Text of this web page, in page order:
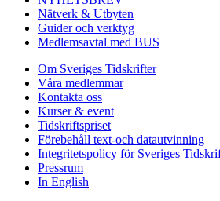
Nätverk & Utbyten
Guider och verktyg
Medlemsavtal med BUS
Om Sveriges Tidskrifter
Våra medlemmar
Kontakta oss
Kurser & event
Tidskriftspriset
Förebehåll text-och datautvinning
Integritetspolicy för Sveriges
Pressrum
In English